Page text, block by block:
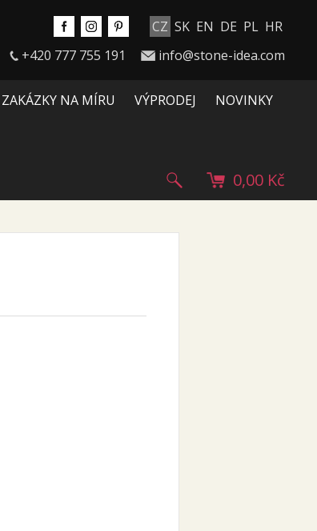
CZ SK EN DE PL HR
+420 777 755 191
info@stone-idea.com
ZAKÁZKY NA MÍRU VÝPRODEJ NOVINKY
0,00 Kč